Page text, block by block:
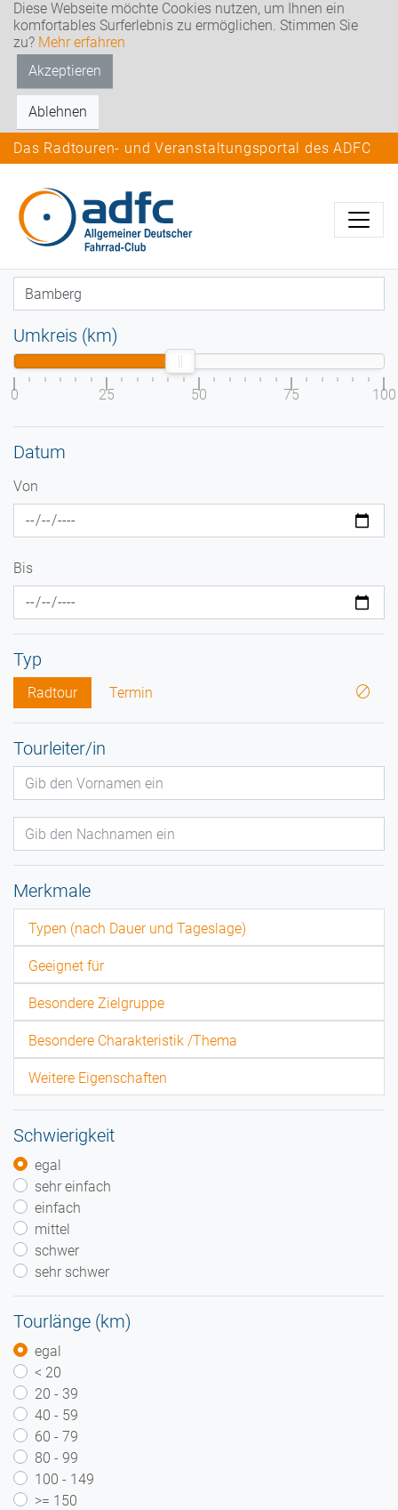
Diese Webseite möchte Cookies nutzen, um Ihnen ein
komfortables Surferlebnis zu ermöglichen. Stimmen Sie
zu? Mehr erfahren
Akzeptieren
Ablehnen
Das Radtouren- und Veranstaltungsportal des ADFC
Umkreis (km)
0 25 50 75 100
Datum
Von
Bis
Typ
Radtour Termin
Tourleiter/in
Merkmale
Typen (nach Dauer und Tageslage)
Geeignet für
Besondere Zielgruppe
Besondere Charakteristik /Thema
Weitere Eigenschaften
Schwierigkeit
egal
sehr einfach
einfach
mittel
schwer
sehr schwer
Tourlänge (km)
egal
< 20
20 - 39
40 - 59
60 - 79
80 - 99
100 - 149
>= 150